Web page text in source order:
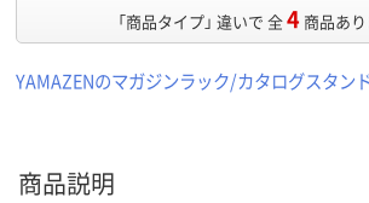
「商品タイプ」 違いで 全4 商品あり
YAMAZENのマガジンラック/カタログスタン
商品説明